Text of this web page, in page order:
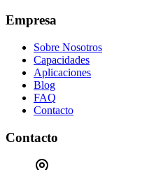
Empresa
Sobre Nosotros
Capacidades
Aplicaciones
Blog
FAQ
Contacto
Contacto